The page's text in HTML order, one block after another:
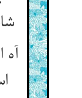
آه